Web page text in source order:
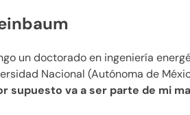
un doctorado en ingeniería
Nacional (Autónoma de
supuesto va a ser parte de mi